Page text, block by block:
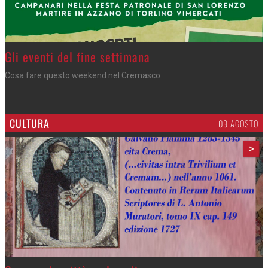
Gli eventi del fine settimana
Cosa fare questo weekend nel Cremasco
CULTURA 09 AGOSTO
>